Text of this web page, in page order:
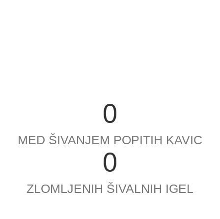
0
MED ŠIVANJEM POPITIH KAVIC
0
ZLOMLJENIH ŠIVALNIH IGEL